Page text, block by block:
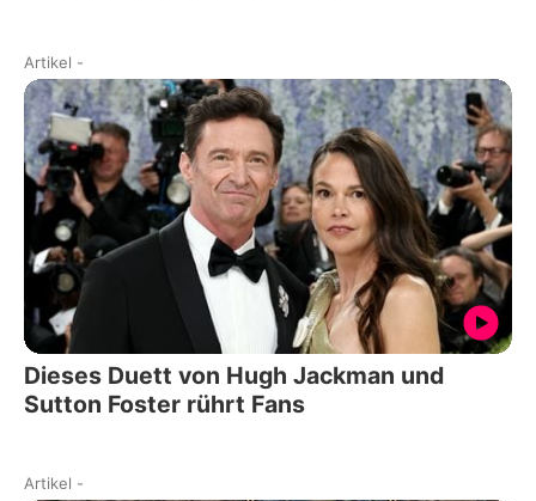
Artikel -
Dieses Duett von Hugh Jackman und
Sutton Foster rührt Fans
Artikel -